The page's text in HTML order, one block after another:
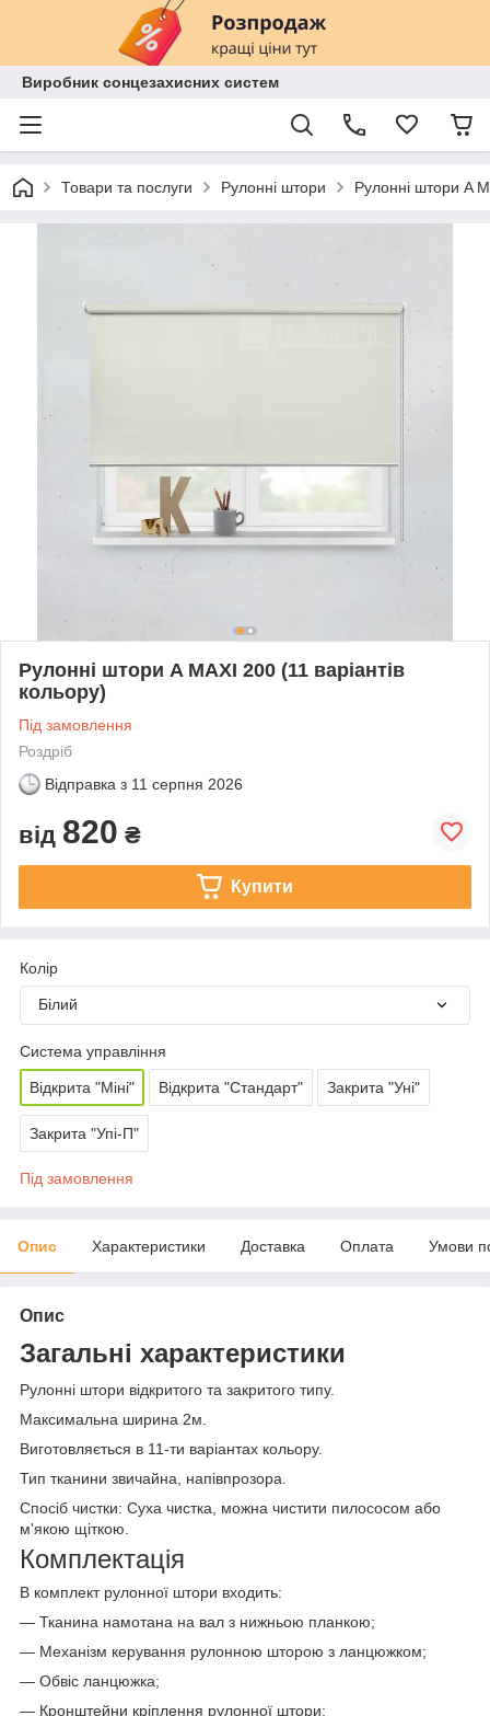
Виробник сонцезахисних систем
Товари та послуги Рулонні штори Рулонні штори A
Рулонні штори A MAXI 200 (11 варіантів
кольору)
Під замовлення
Роздріб
Відправка з 11 серпня 2026
від 820 ₴
Купити
Колір
Білий
Система управління
Відкрита "Міні" Відкрита "Стандарт" Закрита "Уні"
Закрита "Упі-П"
Під замовлення
Опис Характеристики Доставка Оплата Умови
Опис
Загальні характеристики
Рулонні штори відкритого та закритого типу.
Максимальна ширина 2м.
Виготовляється в 11-ти варіантах кольору.
Тип тканини звичайна, напівпрозора.
Спосіб чистки: Суха чистка, можна чистити пилососом або
м'якою щіткою.
Комплектація
В комплект рулонної штори входить:
— Тканина намотана на вал з нижньою планкою;
— Механізм керування рулонною шторою з ланцюжком;
— Обвіс ланцюжка;
— Кронштейни кріплення рулонної штори;